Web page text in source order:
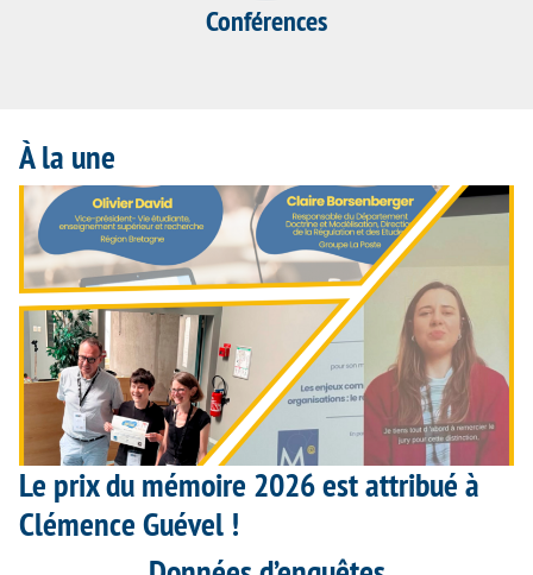
Conférences
À la une
Le prix du mémoire 2026 est attribué à
Clémence Guével !